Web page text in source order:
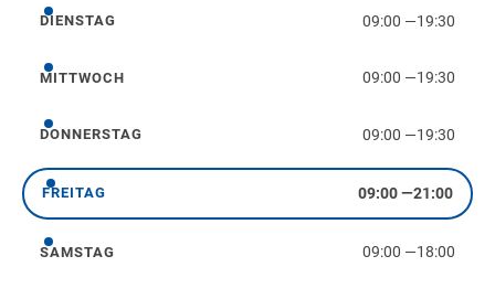
Dienstag
DIENSTAG 09:00 —19:30
Mittwoch
MITTWOCH 09:00 —19:30
Donnerstag
DONNERSTAG 09:00 —19:30
Freitag
FREITAG 09:00—21:00
Samstag
SAMSTAG 09:00 —18:00